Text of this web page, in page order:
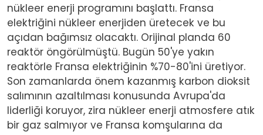
nükleer enerji programını başlattı. Fransa
elektriğini nükleer enerjiden üretecek ve bu
açıdan bağımsız olacaktı. Orijinal planda 60
reaktör öngörülmüştü. Bugün 50'ye yakın
reaktörle Fransa elektriğinin %70-80'ini üretiyor.
Son zamanlarda önem kazanmış karbon dioksit
salımının azaltılması konusunda Avrupa'da
liderliği koruyor, zira nükleer enerji atmosfere atık
bir gaz salmıyor ve Fransa komşularına da